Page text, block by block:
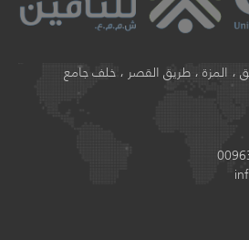
، المزة ، طريق القصر ، خلف جامع